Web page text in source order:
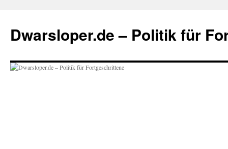
springen
Dwarsloper.de – Politik für